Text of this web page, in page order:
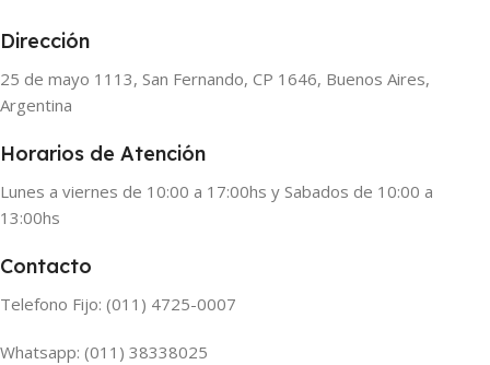
BRANDS
Dirección
25 de mayo 1113, San Fernando, CP 1646, Buenos Aires,
Argentina
Horarios de Atención
Lunes a viernes de 10:00 a 17:00hs y Sabados de 10:00 a
13:00hs
Contacto
Telefono Fijo: (011) 4725-0007
Whatsapp: (011) 38338025